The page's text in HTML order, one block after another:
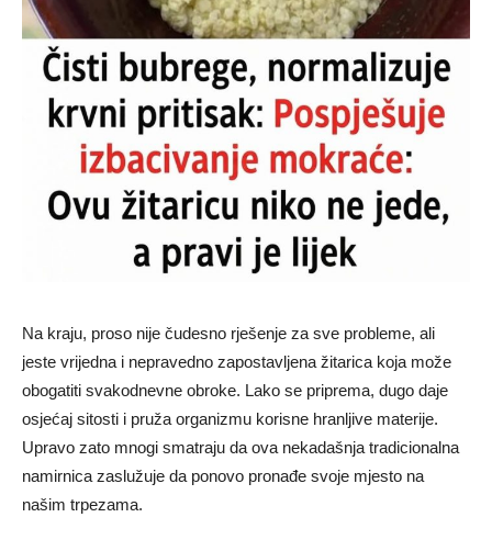
Na kraju, proso nije čudesno rješenje za sve probleme, ali
jeste vrijedna i nepravedno zapostavljena žitarica koja može
obogatiti svakodnevne obroke. Lako se priprema, dugo daje
osjećaj sitosti i pruža organizmu korisne hranljive materije.
Upravo zato mnogi smatraju da ova nekadašnja tradicionalna
namirnica zaslužuje da ponovo pronađe svoje mjesto na
našim trpezama.